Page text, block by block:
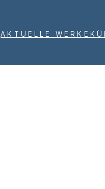
AKTUELLE WERKE